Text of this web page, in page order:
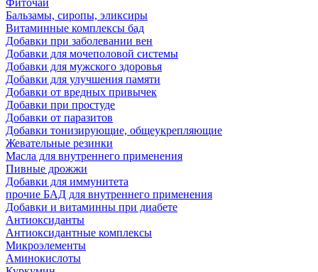
Фиточаи
Бальзамы, сиропы, эликсиры
Витаминные комплексы бад
Добавки при заболевании вен
Добавки для мочеполовой системы
Добавки для мужского здоровья
Добавки для улучшения памяти
Добавки от вредных привычек
Добавки при простуде
Добавки от паразитов
Добавки тонизирующие, общеукрепляющие
Жевательные резинки
Масла для внутреннего применения
Пивные дрожжи
Добавки для иммунитета
прочие БАД для внутреннего применения
Добавки и витаминны при диабете
Антиоксиданты
Антиоксидантные комплексы
Микроэлементы
Аминокислоты